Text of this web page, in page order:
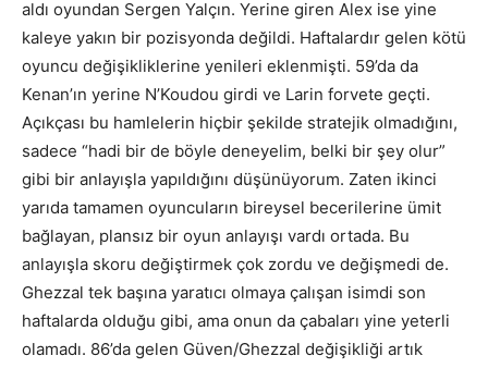
aldı oyundan Sergen Yalçın. Yerine giren Alex ise yine
kaleye yakın bir pozisyonda değildi. Haftalardır gelen kötü
oyuncu değişikliklerine yenileri eklenmişti. 59’da da
Kenan’ın yerine N’Koudou girdi ve Larin forvete geçti.
Açıkçası bu hamlelerin hiçbir şekilde stratejik olmadığını,
sadece “hadi bir de böyle deneyelim, belki bir şey olur”
gibi bir anlayışla yapıldığını düşünüyorum. Zaten ikinci
yarıda tamamen oyuncuların bireysel becerilerine ümit
bağlayan, plansız bir oyun anlayışı vardı ortada. Bu
anlayışla skoru değiştirmek çok zordu ve değişmedi de.
Ghezzal tek başına yaratıcı olmaya çalışan isimdi son
haftalarda olduğu gibi, ama onun da çabaları yine yeterli
olamadı. 86’da gelen Güven/Ghezzal değişikliği artık